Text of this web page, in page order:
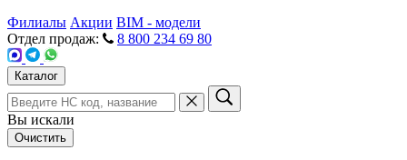
Филиалы Акции BIM - модели
Отдел продаж:
8 800 234 69 80
Каталог
Вы искали
Очистить